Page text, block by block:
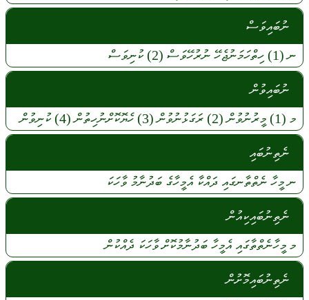
ނުބައިވަސް
ނ(1) ހިތްހަމަނުޖެހޭ ނުރުހޭވަސް (2) ކުނިވަސް
ނުބައިވުން
މ (1) މީރުނުވުން(2) ރަގަޅުނުވުން(3) ހެޔޮކޮށްނުހިތުން(4) ކުނިވުން
ނެތިނުބައި
ނމީހާ ނެތްތާނގައި ދައްކާއެމީހާގެ ބަދުނާމުވާހަކަ
ނެތިނުބައިކިއުން
މ މީހާނެތްތާގައިއެމީހާ ބަދުނާމުކޮށްވާހަކަ ދެއްކުން
ނެތިނުބައިމޮށުން